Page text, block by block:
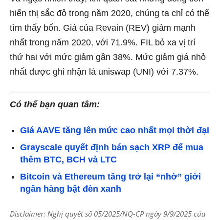
hiển thị sắc đỏ trong năm 2020, chúng ta chỉ có thể
tìm thấy bốn. Giá của Revain (REV) giảm mạnh
nhất trong năm 2020, với 71.9%. FIL bỏ xa vị trí
thứ hai với mức giảm gần 38%. Mức giảm giá nhỏ
nhất được ghi nhận là uniswap (UNI) với 7.37%.
Có thể bạn quan tâm:
Giá AAVE tăng lên mức cao nhất mọi thời đại
Grayscale quyết định bán sạch XRP để mua
thêm BTC, BCH và LTC
Bitcoin và Ethereum tăng trở lại “nhờ” giới
ngân hàng bật đèn xanh
Disclaimer: Nghị quyết số 05/2025/NQ-CP ngày 9/9/2025 của